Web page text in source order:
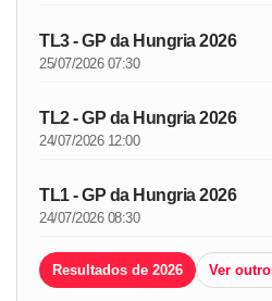
TL3 - GP da Hungria 2026
25/07/2026 07:30
TL2 - GP da Hungria 2026
24/07/2026 12:00
TL1 - GP da Hungria 2026
24/07/2026 08:30
Resultados de 2026 Ver